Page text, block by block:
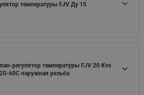
температуры FJV Ду 15
регулятор температуры FJV 20 Kvs
60C наружная резьба